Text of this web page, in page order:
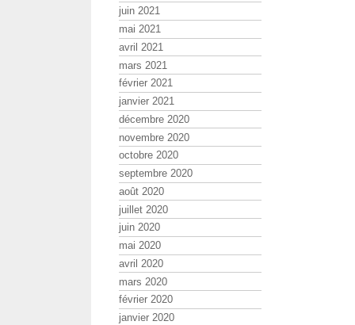
juin 2021
mai 2021
avril 2021
mars 2021
février 2021
janvier 2021
décembre 2020
novembre 2020
octobre 2020
septembre 2020
août 2020
juillet 2020
juin 2020
mai 2020
avril 2020
mars 2020
février 2020
janvier 2020